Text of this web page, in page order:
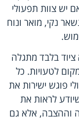
יש צוות תפעולי
נקי, מואר ונוח
בלבד מתגלה
לטעויות. כל
פוגש ישירות את
לראות את
וההצבה, אלא גם